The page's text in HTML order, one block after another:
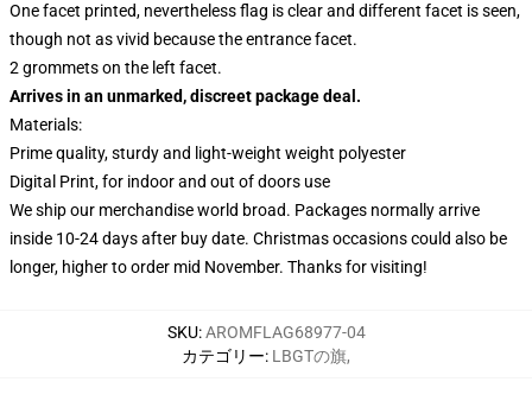
One facet printed, nevertheless flag is clear and different facet is seen,
though not as vivid because the entrance facet.
2 grommets on the left facet.
Arrives in an unmarked, discreet package deal.
Materials:
Prime quality, sturdy and light-weight weight polyester
Digital Print, for indoor and out of doors use
We ship our merchandise world broad. Packages normally arrive
inside 10-24 days after buy date. Christmas occasions could also be
longer, higher to order mid November. Thanks for visiting!
SKU:AROMFLAG68977-04
カテゴリー: LBGTの旗,